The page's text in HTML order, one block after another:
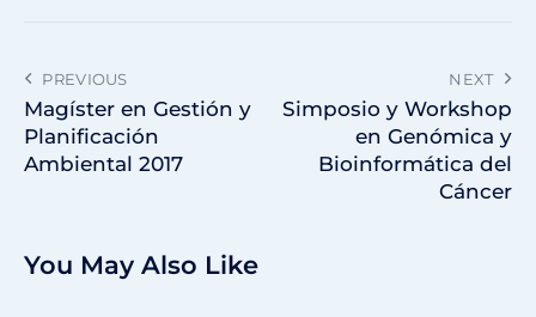
PREVIOUS
Magíster en Gestión y
Planificación
Ambiental 2017
NEXT
Simposio y Workshop
en Genómica y
Bioinformática del
Cáncer
You May Also Like